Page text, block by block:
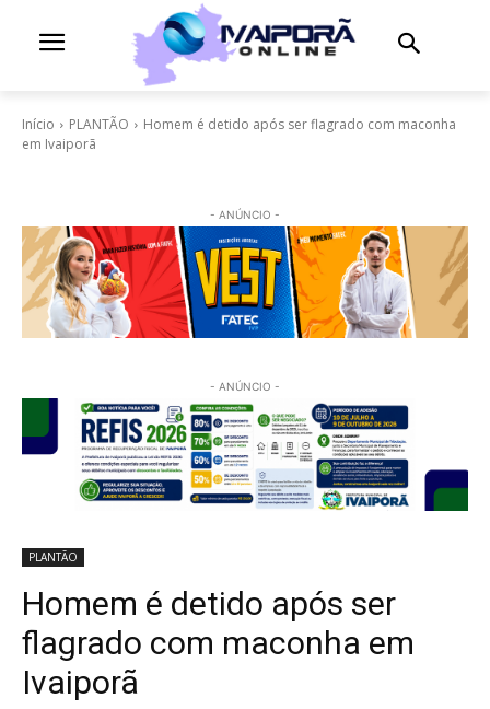
Início PLANTÃO
Homem é detido após ser flagrado com maconha
em Ivaiporã
- ANÚNCIO -
- ANÚNCIO -
PLANTÃO
Homem é detido após ser
flagrado com maconha em
Ivaiporã